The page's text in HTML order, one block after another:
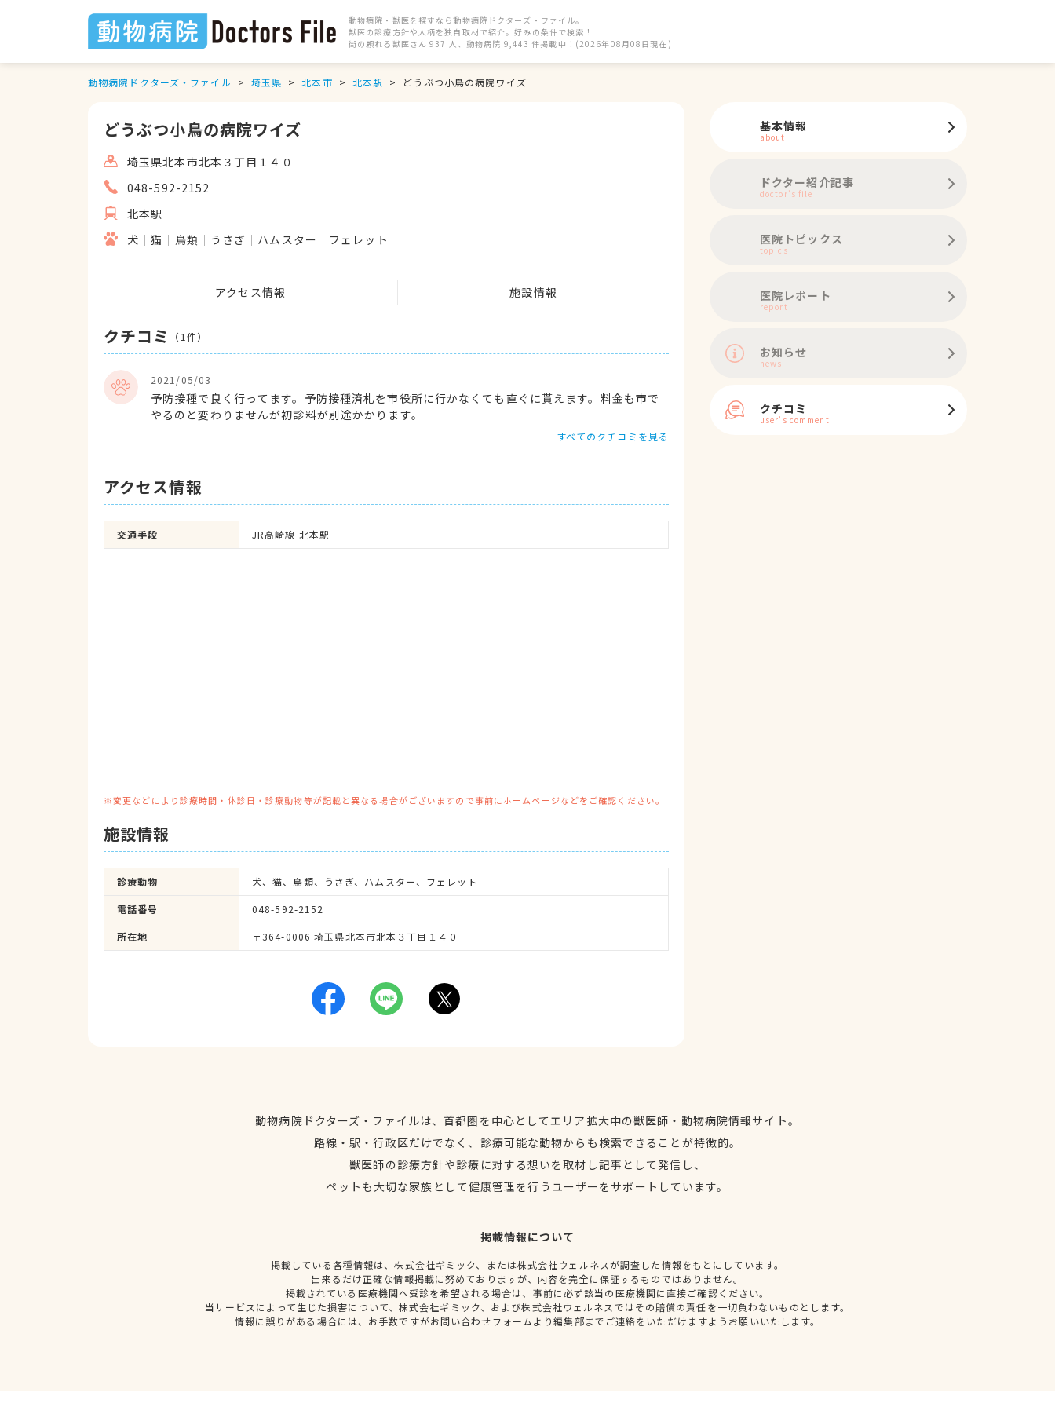
動物病院・獣医を探すなら動物病院ドクターズ・ファイル。
獣医の診療方針や人柄を独自取材で紹介。好みの条件で検索！
街の頼れる獣医さん 937 人、動物病院 9,443 件掲載中！(2026年08月08日現在)
動物病院ドクターズ・ファイル 埼玉県 北本市 北本駅 どうぶつ小鳥の病院ワイズ
どうぶつ小鳥の病院ワイズ
埼玉県北本市北本３丁目１４０
048-592-2152
北本駅
犬
猫 鳥類 うさぎ ハムスター フェレット
アクセス情報 施設情報
クチコミ （ 1 件）
2021/05/03
予防接種で良く行ってます。予防接種済札を市役所に行かなくても直ぐに貰えます。料金も市で
やるのと変わりませんが初診料が別途かかります。
すべてのクチコミを見る
アクセス情報
交通手段 JR高崎線 北本駅
※変更などにより診療時間・休診日・診療動物等が記載と異なる場合がございますので事前にホームページなどをご確認ください。
施設情報
診療動物 犬、猫、鳥類、うさぎ、ハムスター、フェレット
電話番号 048-592-2152
所在地 〒364-0006 埼玉県北本市北本３丁目１４０
基本情報
about
ドクター紹介記事
doctor's file
医院トピックス
topics
医院レポート
report
お知らせ
news
クチコミ
user's comment
動物病院ドクターズ・ファイルは、首都圏を中心としてエリア拡大中の獣医師・動物病院情報サイト。
路線・駅・行政区だけでなく、診療可能な動物からも検索できることが特徴的。
獣医師の診療方針や診療に対する想いを取材し記事として発信し、
ペットも大切な家族として健康管理を行うユーザーをサポートしています。
掲載情報について
掲載している各種情報は、株式会社ギミック、または株式会社ウェルネスが調査した情報をもとにしています。
出来るだけ正確な情報掲載に努めておりますが、内容を完全に保証するものではありません。
掲載されている医療機関へ受診を希望される場合は、事前に必ず該当の医療機関に直接ご確認ください。
当サービスによって生じた損害について、株式会社ギミック、および株式会社ウェルネスではその賠償の責任を一切負わないものとします。
情報に誤りがある場合には、お手数ですがお問い合わせフォームより編集部までご連絡をいただけますようお願いいたします。